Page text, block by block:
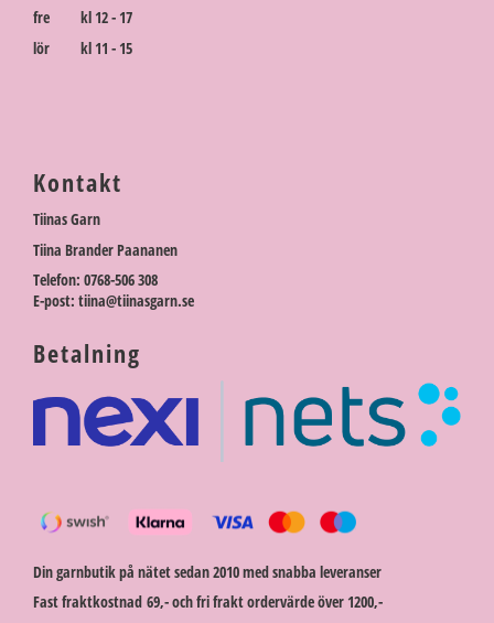
fre kl 12 - 17
lör kl 11 - 15
Kontakt
Tiinas Garn
Tiina Brander Paananen
Telefon: 0768-506 308
E-post: tiina@tiinasgarn.se
Betalning
Din garnbutik på nätet sedan 2010 med snabba leveranser
Fast fraktkostnad 69,- och fri frakt ordervärde över 1200,-